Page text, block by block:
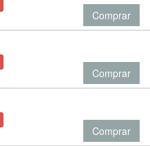
Comprar
Comprar
Comprar